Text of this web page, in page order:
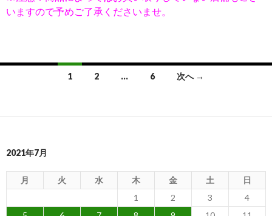
いますので予めご了承くださいませ。
1 2 … 6 次へ →
2021年7月
月 火 水 木 金 土 日
1 2 3
4